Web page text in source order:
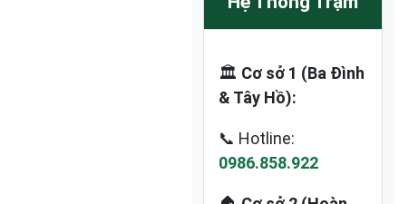
🏛️ Cơ sở 1 (Ba Đình
& Tây Hồ):
📞 Hotline:
0986.858.922